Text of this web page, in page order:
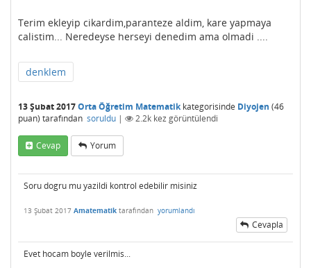
Terim ekleyip cikardim,paranteze aldim, kare yapmaya
calistim... Neredeyse herseyi denedim ama olmadi ....
denklem
13 Şubat 2017Orta Öğretim Matematikkategorisinde Diyojen (46
puan) tarafından soruldu | 2.2k kez görüntülendi
Cevap Yorum
Soru dogru mu yazildi kontrol edebilir misiniz
13 Şubat 2017 Amatematik tarafından yorumlandı
Cevapla
Evet hocam boyle verilmis...